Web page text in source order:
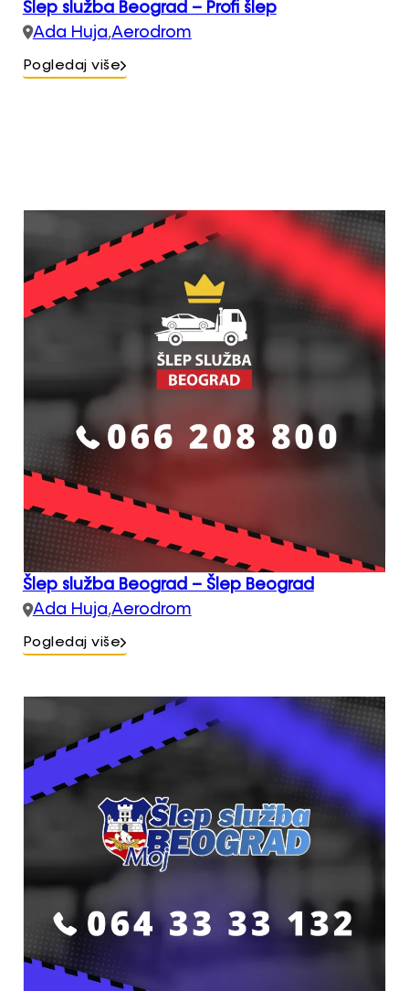
Šlep služba Beograd – Profi šlep
Ada Huja,Aerodrom
Pogledaj više
Šlep služba Beograd – Šlep Beograd
Ada Huja,Aerodrom
Pogledaj više